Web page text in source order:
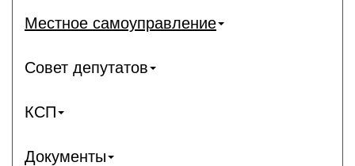
Местное самоуправление
Совет депутатов
КСП
Документы